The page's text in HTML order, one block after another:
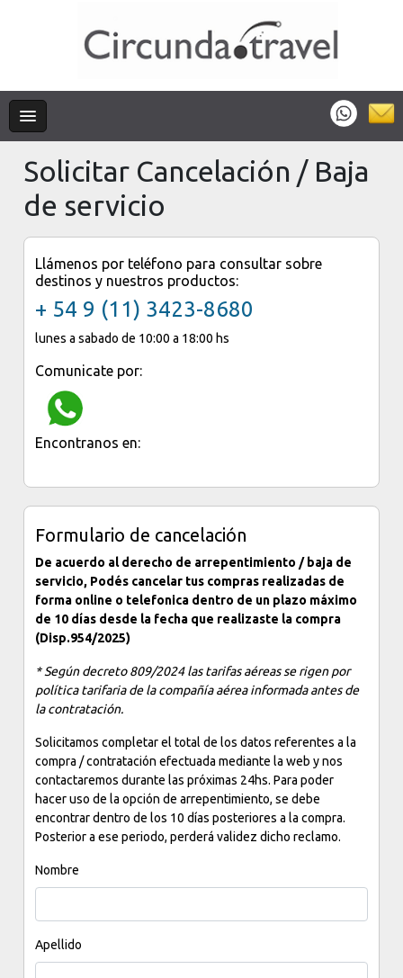
Solicitar Cancelación / Baja
de servicio
Llámenos por teléfono para consultar sobre
destinos y nuestros productos:
+ 54 9 (11) 3423-8680
lunes a sabado de 10:00 a 18:00 hs
Comunicate por:
Encontranos en:
Formulario de cancelación
De acuerdo al derecho de arrepentimiento / baja de
servicio, Podés cancelar tus compras realizadas de
forma online o telefonica dentro de un plazo máximo
de 10 días desde la fecha que realizaste la compra
(Disp.954/2025)
* Según decreto 809/2024 las tarifas aéreas se rigen por
política tarifaria de la compañía aérea informada antes de
la contratación.
Solicitamos completar el total de los datos referentes a la
compra / contratación efectuada mediante la web y nos
contactaremos durante las próximas 24hs. Para poder
hacer uso de la opción de arrepentimiento, se debe
encontrar dentro de los 10 días posteriores a la compra.
Posterior a ese periodo, perderá validez dicho reclamo.
Nombre
Apellido